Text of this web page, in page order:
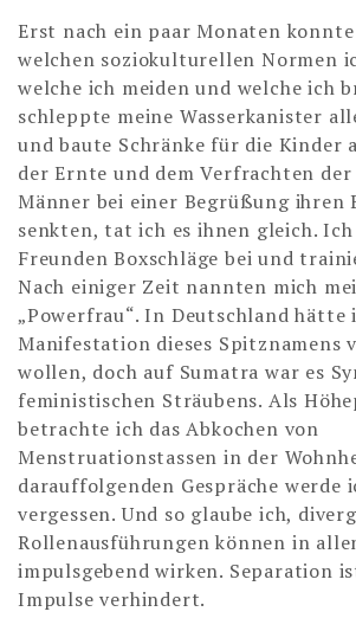
Erst nach ein paar Monaten
welchen soziokulturellen Normen
welche ich meiden und welche ich
schleppte meine Wasserkanister
und baute Schränke für die Kinder
der Ernte und dem Verfrachten der
Männer bei einer Begrüßung ihren
senkten, tat ich es ihnen gleich.
Freunden Boxschläge bei und
Nach einiger Zeit nannten mich
„Powerfrau“. In Deutschland hätte
Manifestation dieses Spitznamens
wollen, doch auf Sumatra war es
feministischen Sträubens. Als
betrachte ich das Abkochen von
Menstruationstassen in der
darauffolgenden Gespräche werde
vergessen. Und so glaube ich,
Rollenausführungen können in
impulsgebend wirken. Separation
Impulse verhindert.